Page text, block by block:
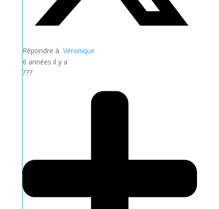
Répondre à Véronique
6 années il y a
???